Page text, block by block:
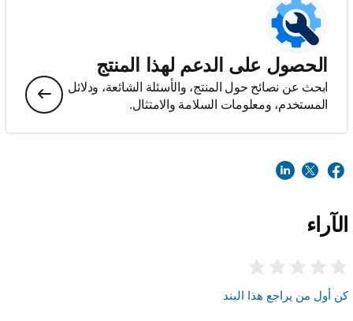
الحصول على الدعم لهذا المنتج
ابحث عن نصائح حول المنتج، والأسئلة الشائعة، ودلائل
المستخدم، ومعلومات السلامة والامتثال.
الآراء
كن أول من يراجع هذا البند